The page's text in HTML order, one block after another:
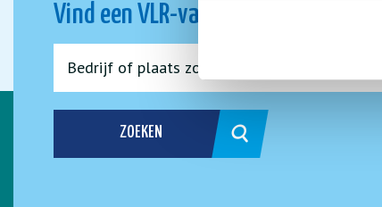
Vind een VLR-vakbedrijf bij jou in de
ZOEKEN